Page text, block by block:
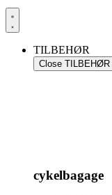
TILBEHØR
Close TILBEHØR
cykelbagage